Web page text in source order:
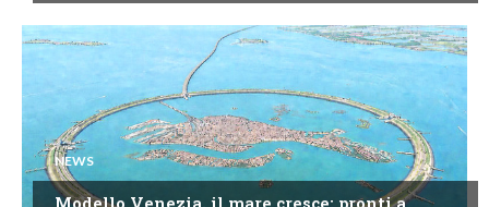
NEWS
Modello Venezia, il mare cresce: pronti a